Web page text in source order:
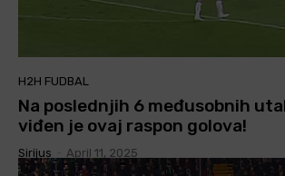
H2H FUDBAL
Na poslednjih 6 međusobnih
viđen je ovaj raspon golova!
Sirijus April 11, 2025